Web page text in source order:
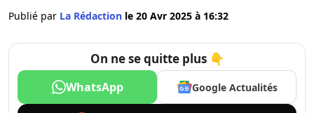
Publié par La Rédaction le 20 Avr 2025 à 16:32
On ne se quitte plus 👇
WhatsApp Google Actualités